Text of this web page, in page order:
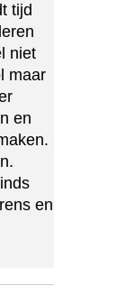
tijd
niet
maar
en
en